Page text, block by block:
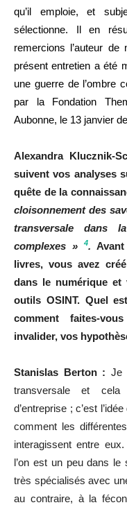
qu’il emploie, et
sélectionne. Il en
remercions l’auteur de
présent entretien a été
une guerre de l’ombre
par la Fondation
Aubonne, le 13 janvier
Alexandra Klucznik-
suivent vos analyses
quête de la
cloisonnement des
transversale dans
complexes »
4.
livres, vous avez
dans le numérique et
outils OSINT. Quel
comment faites-
invalider, vos
Stanislas Berton : Je
transversale et
d’entreprise ; c’est
comment les
interagissent entre
l’on est un peu dans
très spécialisés avec
au contraire, à la